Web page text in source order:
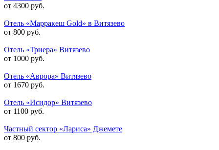
от 4300 руб.
Отель «Марракеш Gold» в Витязево
от 800 руб.
Отель «Триера» Витязево
от 1000 руб.
Отель «Аврора» Витязево
от 1670 руб.
Отель «Исидор» Витязево
от 1100 руб.
Частный сектор «Лариса» Джемете
от 800 руб.